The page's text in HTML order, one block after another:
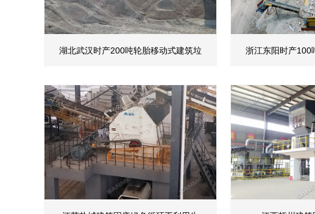
湖北武汉时产200吨轮胎移动式建筑垃 浙江东阳时产100